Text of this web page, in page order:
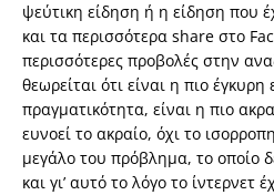
ψεύτικη είδηση ή η είδηση που
και τα περισσότερα share στο
περισσότερες προβολές στην
θεωρείται ότι είναι η πιο
πραγματικότητα, είναι η πιο
ευνοεί το ακραίο, όχι το
μεγάλο του πρόβλημα, το οποίο
και γι’ αυτό το λόγο το ίντερνετ